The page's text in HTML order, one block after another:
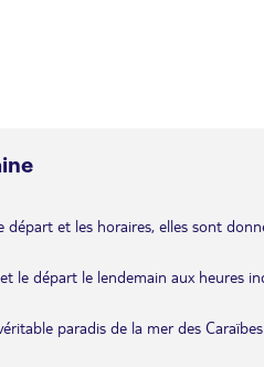
et les horaires, elles sont
le départ le lendemain aux heures
paradis de la mer des